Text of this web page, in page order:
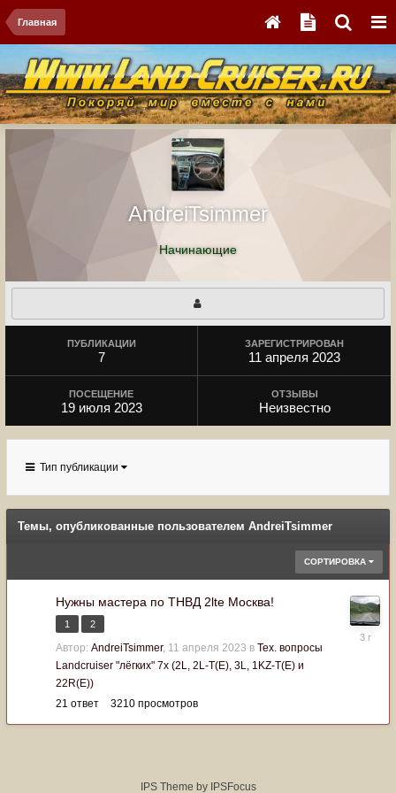
Главная
AndreiTsimmer
Начинающие
ПУБЛИКАЦИИ
7
ЗАРЕГИСТРИРОВАН
11 апреля 2023
ПОСЕЩЕНИЕ
19 июля 2023
ОТЗЫВЫ
Неизвестно
Тип публикации
Темы, опубликованные пользователем AndreiTsimmer
СОРТИРОВКА
Нужны мастера по ТНВД 2lte Москва!
1 2
Автор: AndreiTsimmer, 11 апреля 2023 в Тех. вопросы
Landcruiser "лёгких" 7x (2L, 2L-T(Е), 3L, 1KZ-T(E) и
22R(Е))
21 ответ 3210 просмотров
11
IPS Theme by IPSFocus